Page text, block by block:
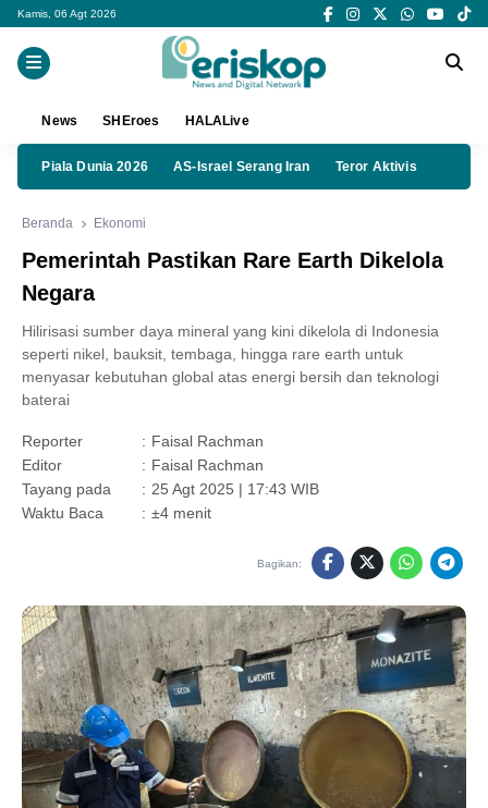
Kamis, 06 Agt 2026
News SHEroes HALALive
Piala Dunia 2026 AS-Israel Serang Iran Teror Aktivis
Beranda Ekonomi
Pemerintah Pastikan Rare Earth Dikelola
Negara
Hilirisasi sumber daya mineral yang kini dikelola di Indonesia
seperti nikel, bauksit, tembaga, hingga rare earth untuk
menyasar kebutuhan global atas energi bersih dan teknologi
baterai
Reporter : Faisal Rachman
Editor
: Faisal Rachman
Tayang pada
: 25 Agt 2025 | 17:43 WIB
Waktu Baca
: ±4 menit
Bagikan: